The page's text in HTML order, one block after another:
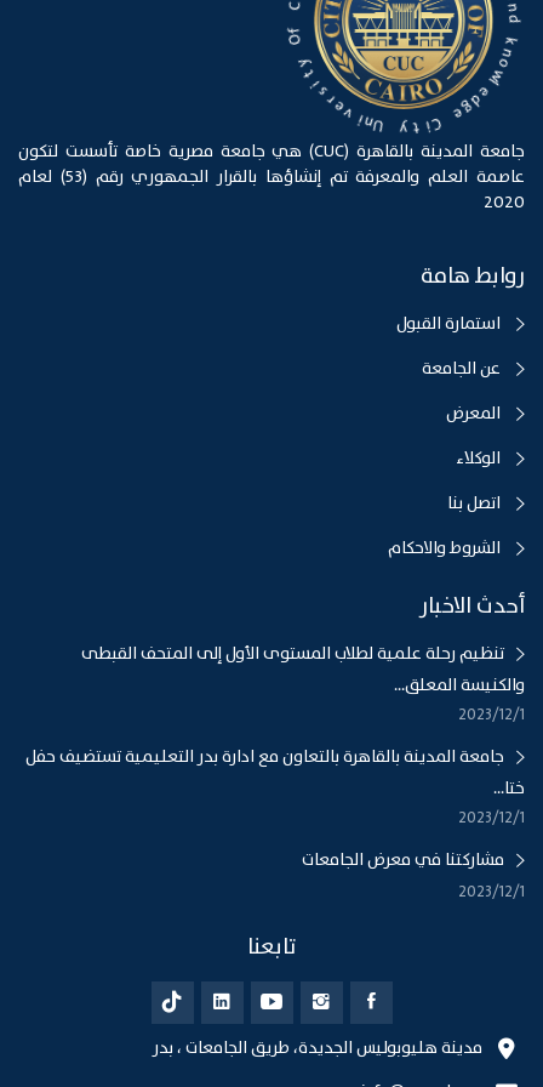
C
i
t
y
U
n
i
v
e
r
s
i
t
y
O
f
C
a
d
n
o
w
l
e
d
g
e
جامعة المدينة بالقاهرة (CUC) هي جامعة مصرية خاصة تأسست لتكون
عاصمة العلم والمعرفة تم إنشاؤها بالقرار الجمهوري رقم (53) لعام
2020
روابط هامة
استمارة القبول
عن الجامعة
المعرض
الوكلاء
اتصل بنا
الشروط والاحكام
أحدث الاخبار
تنظيم رحلة علمية لطلاب المستوى الأول إلى المتحف القبطى
والكنيسة المعلق...
1‏‏/12‏‏/2023
جامعة المدينة بالقاهرة بالتعاون مع ادارة بدر التعليمية تستضيف حفل
ختا...
1‏‏/12‏‏/2023
مشاركتنا في معرض الجامعات
1‏‏/12‏‏/2023
تابعنا
مدينة هليوبوليس الجديدة، طريق الجامعات ، بدر